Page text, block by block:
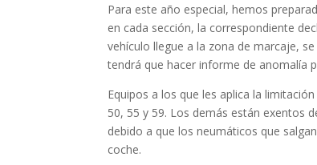
Para este año especial, hemos
en cada sección, la correspondiente
vehículo llegue a la zona de marcaje,
tendrá que hacer informe de anomalía
Equipos a los que les aplica la
50, 55 y 59. Los demás están exentos
debido a que los neumáticos que
coche.